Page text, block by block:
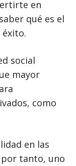
en
qué es el
social
mayor
como
en las
por tanto, uno